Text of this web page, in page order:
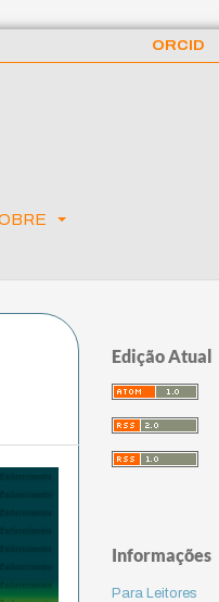
ORCID
Edição Atual
Informações
Para Leitores